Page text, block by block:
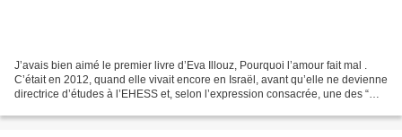
J’avais bien aimé le premier livre d’Eva Illouz, Pourquoi l’amour fait mal .
C’était en 2012, quand elle vivait encore en Israël, avant qu’elle ne devienne
directrice d’études à l’EHESS et, selon l’expression consacrée, une des “